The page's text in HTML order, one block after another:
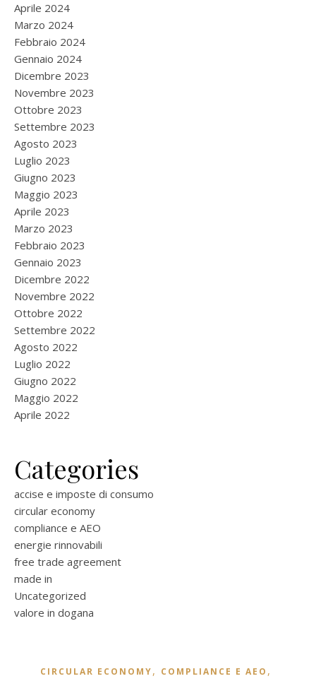
Aprile 2024
Marzo 2024
Febbraio 2024
Gennaio 2024
Dicembre 2023
Novembre 2023
Ottobre 2023
Settembre 2023
Agosto 2023
Luglio 2023
Giugno 2023
Maggio 2023
Aprile 2023
Marzo 2023
Febbraio 2023
Gennaio 2023
Dicembre 2022
Novembre 2022
Ottobre 2022
Settembre 2022
Agosto 2022
Luglio 2022
Giugno 2022
Maggio 2022
Aprile 2022
Categories
accise e imposte di consumo
circular economy
compliance e AEO
energie rinnovabili
free trade agreement
made in
Uncategorized
valore in dogana
CIRCULAR ECONOMY, COMPLIANCE E AEO ,